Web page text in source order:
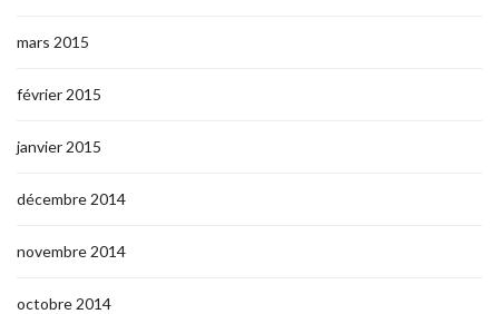
mars 2015
février 2015
janvier 2015
décembre 2014
novembre 2014
octobre 2014